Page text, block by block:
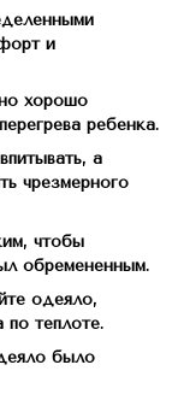
и
хорошо
ребенка.
а
чрезмерного
чтобы
обремененным.
одеяло,
по теплоте.
было